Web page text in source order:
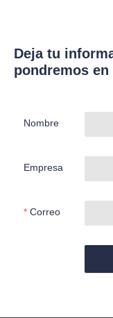
Deja tu
pondremos
Nombre
Empresa
Correo